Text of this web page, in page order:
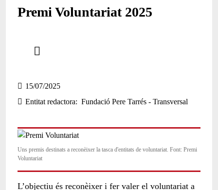
Premi Voluntariat 2025
15/07/2025
Entitat redactora
Fundació Pere Tarrés - Transversal
Uns premis destinats a reconèixer la tasca d'entitats de voluntariat. Font: Premi
Voluntariat
L’objectiu és reconèixer i fer valer el voluntariat a